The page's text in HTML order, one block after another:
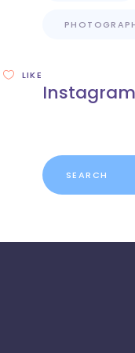
LIKE
Instagram
Search
for: